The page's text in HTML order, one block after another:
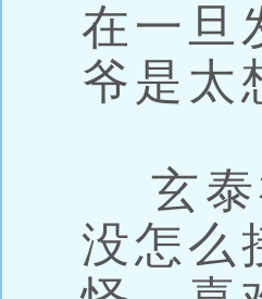
在一旦
爷是太
玄泰
没怎么